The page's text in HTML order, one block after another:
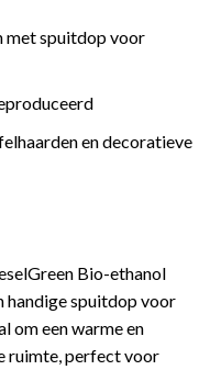
met spuitdop voor
en decoratieve
Bio-ethanol
handige spuitdop voor
om een warme en
ruimte, perfect voor